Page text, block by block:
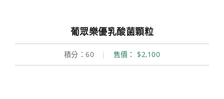
葡眾樂優乳酸菌顆粒
積分：60 | 售價： $2,100